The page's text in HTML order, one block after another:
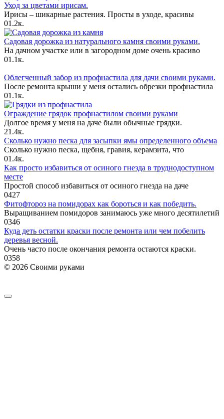
Уход за цветами ирисам.
Ирисы – шикарные растения. Просты в уходе, красивы
01.2к.
Садовая дорожка из натурального камня своими руками.
На дачном участке или в загородном доме очень красиво
01.1к.
Облегченный забор из профнастила для дачи своими руками.
После ремонта крыши у меня остались обрезки профнастила
01.1к.
Ограждение грядок профнастилом своими руками
Долгое время у меня на даче были обычные грядки.
21.4к.
Сколько нужно песка для засыпки ямы определенного объема
Сколько нужно песка, щебня, гравия, керамзита, что
01.4к.
Как просто избавиться от осиного гнезда в труднодоступном
месте
Простой способ избавиться от осиного гнезда на даче
0427
Фитофтороз на помидорах как бороться и как победить.
Выращиванием помидоров занимаюсь уже много десятилетий
0346
Куда деть остатки краски после ремонта или чем побелить
деревья весной.
Очень часто после окончания ремонта остаются краски.
0358
© 2026 Своими руками